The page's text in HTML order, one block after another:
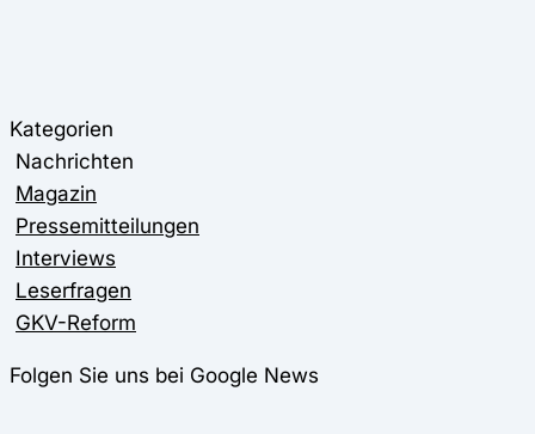
Kategorien
Nachrichten
Magazin
Pressemitteilungen
Interviews
Leserfragen
GKV-Reform
Folgen Sie uns bei Google News